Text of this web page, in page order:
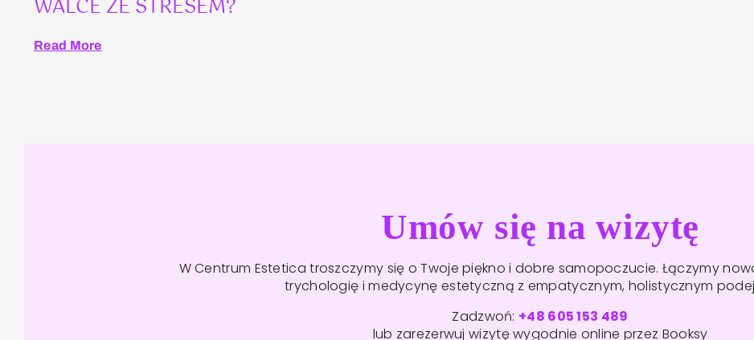
WALCE ZE STRESEM?
Read More
Umów się na wizytę
W Centrum Estetica troszczymy się o Twoje piękno i dobre samopoczucie. Łączymy
trychologię i medycynę estetyczną z empatycznym, holistycznym
Zadzwoń: +48 605 153 489
lub zarezerwuj wizytę wygodnie online przez Booksy